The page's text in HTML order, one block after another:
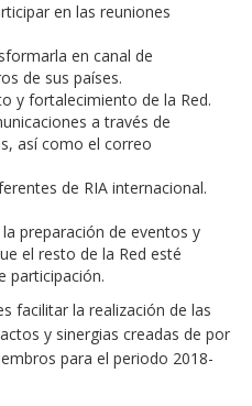
en las reuniones
en canal de
de sus países.
y fortalecimiento de la Red.
a través de
así como el correo
de RIA internacional.
preparación de eventos y
el resto de la Red esté
participación.
facilitar la realización de las
y sinergias creadas de por
para el periodo 2018-